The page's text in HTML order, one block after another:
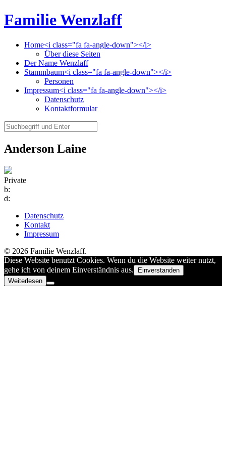
Familie Wenzlaff
Home<i class="fa fa-angle-down"></i>
Über diese Seiten
Der Name Wenzlaff
Stammbaum<i class="fa fa-angle-down"></i>
Personen
Impressum<i class="fa fa-angle-down"></i>
Datenschutz
Kontaktformular
Anderson Laine
Private
b:
d:
Datenschutz
Kontakt
Impressum
© 2026 Familie Wenzlaff.
Diese Website benutzt Cookies. Wenn du die Website weiter nutzt,
gehe ich von deinem Einverständnis aus.
Einverstanden
Weiterlesen